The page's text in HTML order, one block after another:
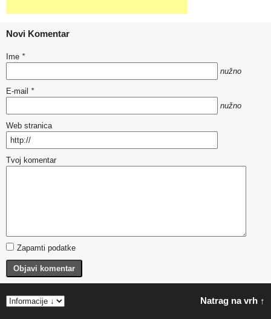
Novi Komentar
Ime *
nužno
E-mail *
nužno
Web stranica
Tvoj komentar
Zapamti podatke
Objavi komentar
Natrag na vrh ↑